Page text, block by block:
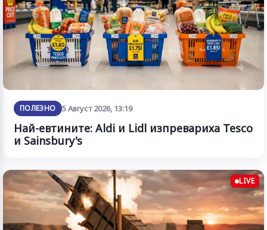
ПОЛЕЗНО 5 Август 2026, 13:19
Най-евтините: Aldi и Lidl изпревариха Tesco
и Sainsbury's
LIVE